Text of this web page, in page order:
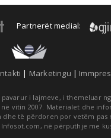
Partnerët medial:
| Marketingu |
i lajmeve, i themeluar
në vitin 2007. Materialet dhe
dhe të përdoren por vetëm
në përputhje me